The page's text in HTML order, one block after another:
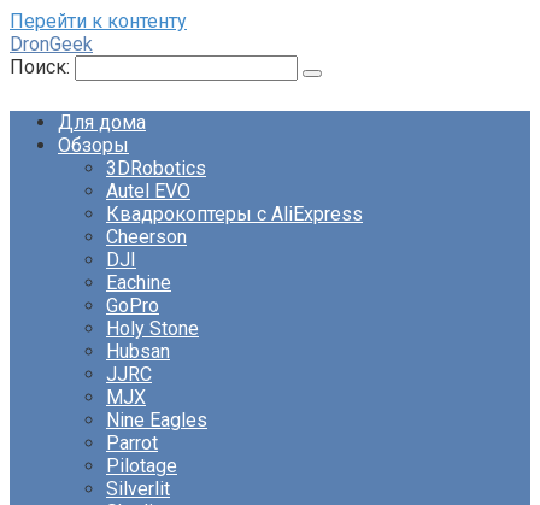
Перейти к контенту
DronGeek
Поиск:
Для дома
Обзоры
3DRobotics
Autel EVO
Квадрокоптеры с AliExpress
Cheerson
DJI
Eachine
GoPro
Holy Stone
Hubsan
JJRC
MJX
Nine Eagles
Parrot
Pilotage
Silverlit